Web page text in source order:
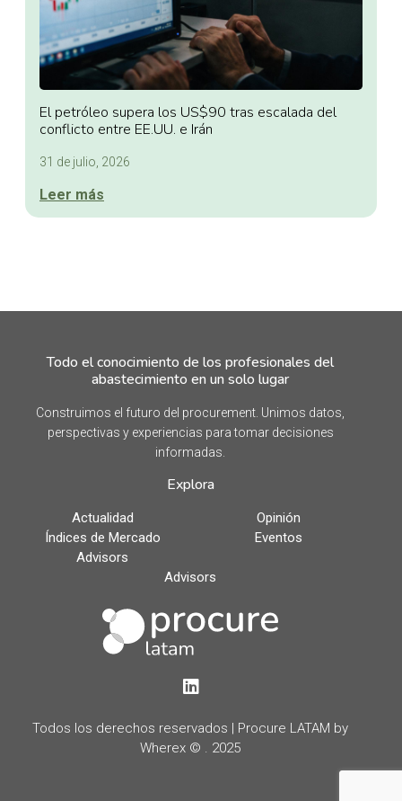
El petróleo supera los US$90 tras escalada del
conflicto entre EE.UU. e Irán
31 de julio, 2026
Leer más
Todo el conocimiento de los profesionales del
abastecimiento en un solo lugar
Construimos el futuro del procurement. Unimos datos,
perspectivas y experiencias para tomar decisiones
informadas.
Explora
Actualidad
Opinión
Índices de Mercado
Eventos
Advisors
Advisors
LinkedIn
Todos los derechos reservados | Procure LATAM by
Wherex © . 2025